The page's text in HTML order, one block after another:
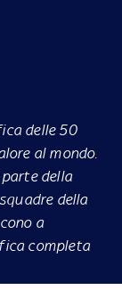
delle 50
al mondo.
della
della
a
completa